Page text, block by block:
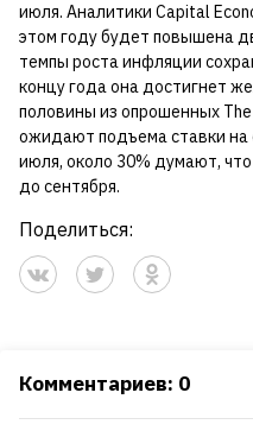
июля. Аналитики Capital
этом году будет повышена
темпы роста инфляции
концу года она достигнет
половины из опрошенных
ожидают подъема ставки
июля, около 30% думают,
до сентября.
Поделиться:
Комментариев: 0